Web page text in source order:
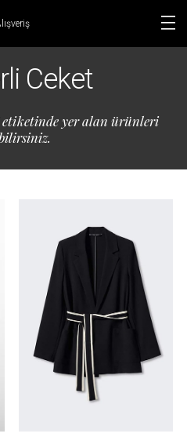
Ceket
etiketinde yer alan ürünleri